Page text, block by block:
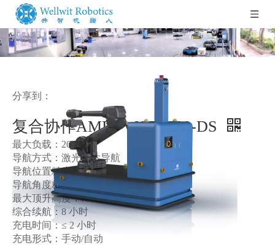
分享到：
复合协作AMR--WAR2000-DS
最大负载 ：2000kg
导航方式 ： 激光雷达导航
导航位置精度
：±10mm
导航角度精度：±1°
最大顶升高度：N/A
综合续航 ：8 小时
充电时间：≤ 2 小时
充电形式 ：手动/自动